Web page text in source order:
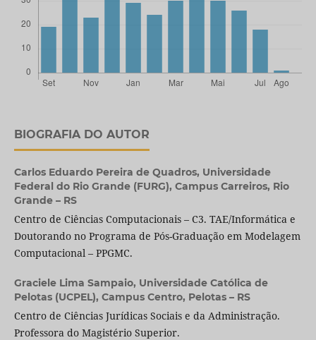
BIOGRAFIA DO AUTOR
Carlos Eduardo Pereira de Quadros, Universidade
Federal do Rio Grande (FURG), Campus Carreiros, Rio
Grande – RS
Centro de Ciências Computacionais – C3. TAE/Informática e
Doutorando no Programa de Pós-Graduação em Modelagem
Computacional – PPGMC.
Graciele Lima Sampaio, Universidade Católica de
Pelotas (UCPEL), Campus Centro, Pelotas – RS
Centro de Ciências Jurídicas Sociais e da Administração.
Professora do Magistério Superior.